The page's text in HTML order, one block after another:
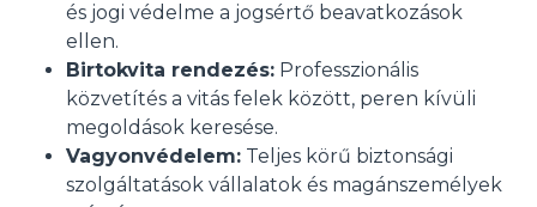
és jogi védelme a jogsértő beavatkozások
ellen.
Birtokvita rendezés: Professzionális
közvetítés a vitás felek között, peren kívüli
megoldások keresése.
Vagyonvédelem: Teljes körű biztonsági
szolgáltatások vállalatok és magánszemélyek